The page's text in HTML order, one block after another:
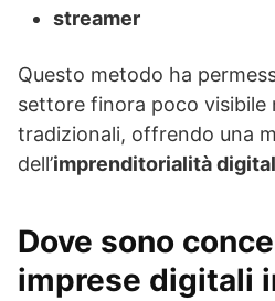
streamer
Questo metodo ha
settore finora poco visibile
tradizionali, offrendo una
dell’imprenditorialità
Dove sono
imprese digitali